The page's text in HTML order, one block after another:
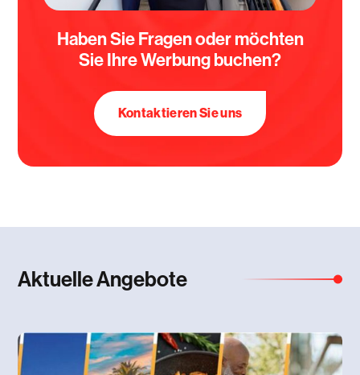
Haben Sie Fragen oder möchten
Sie Ihre Werbung buchen?
Kontaktieren Sie uns
Aktuelle Angebote